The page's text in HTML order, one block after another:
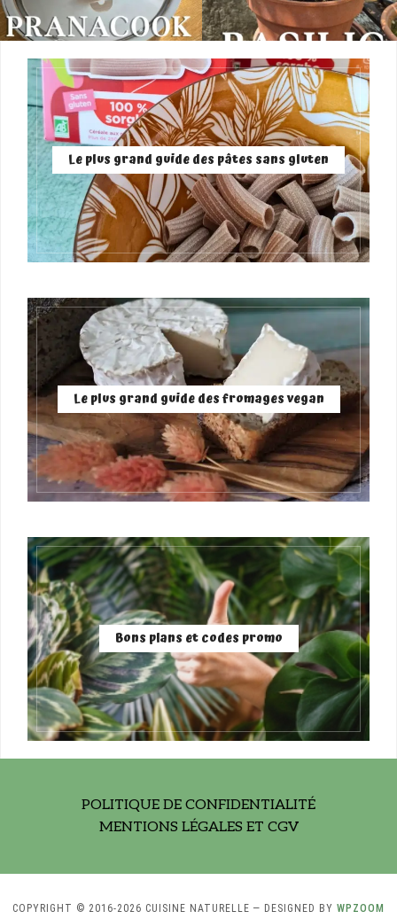
Le plus grand guide des pâtes sans gluten
Le plus grand guide des fromages vegan
Bons plans et codes promo
POLITIQUE DE CONFIDENTIALITÉ
MENTIONS LÉGALES ET CGV
COPYRIGHT © 2016-2026 CUISINE NATURELLE — DESIGNED BY WPZOOM